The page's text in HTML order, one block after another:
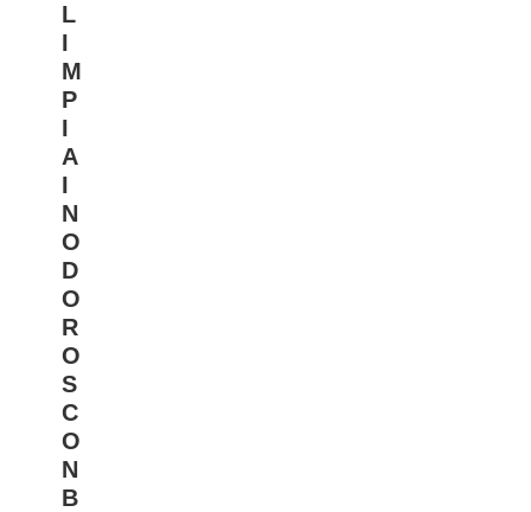
L
I
M
P
I
A
I
N
O
D
O
R
O
S
C
O
N
B